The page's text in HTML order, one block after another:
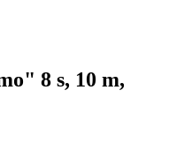
8 s, 10 m,